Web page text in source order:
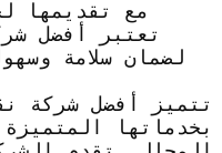
مع تقديمها
تعتبر أفضل
لضمان سلامة
تتميز أفضل شركة
بخدماتها